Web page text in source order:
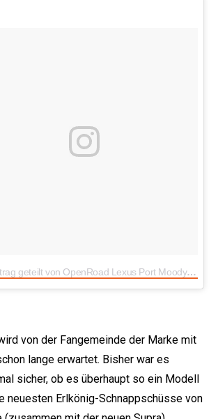
Ein Beitrag geteilt von OpenRoad Lexus Port Moody (@openroadlexusportmoody)
von der Fangemeinde der Marke mit
lange erwartet. Bisher war es
sicher, ob es überhaupt so ein Modell
neuesten Erlkönig-Schnappschüsse von